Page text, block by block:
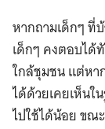
หากถามเด็กๆ ที่
เด็กๆ คงตอบได้
ใกล้ชุมชน แต่หา
ได้ด้วยเคยเห็นใ
ไปใช้ได้น้อย ขณ